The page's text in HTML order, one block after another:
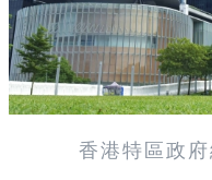
香港特區政